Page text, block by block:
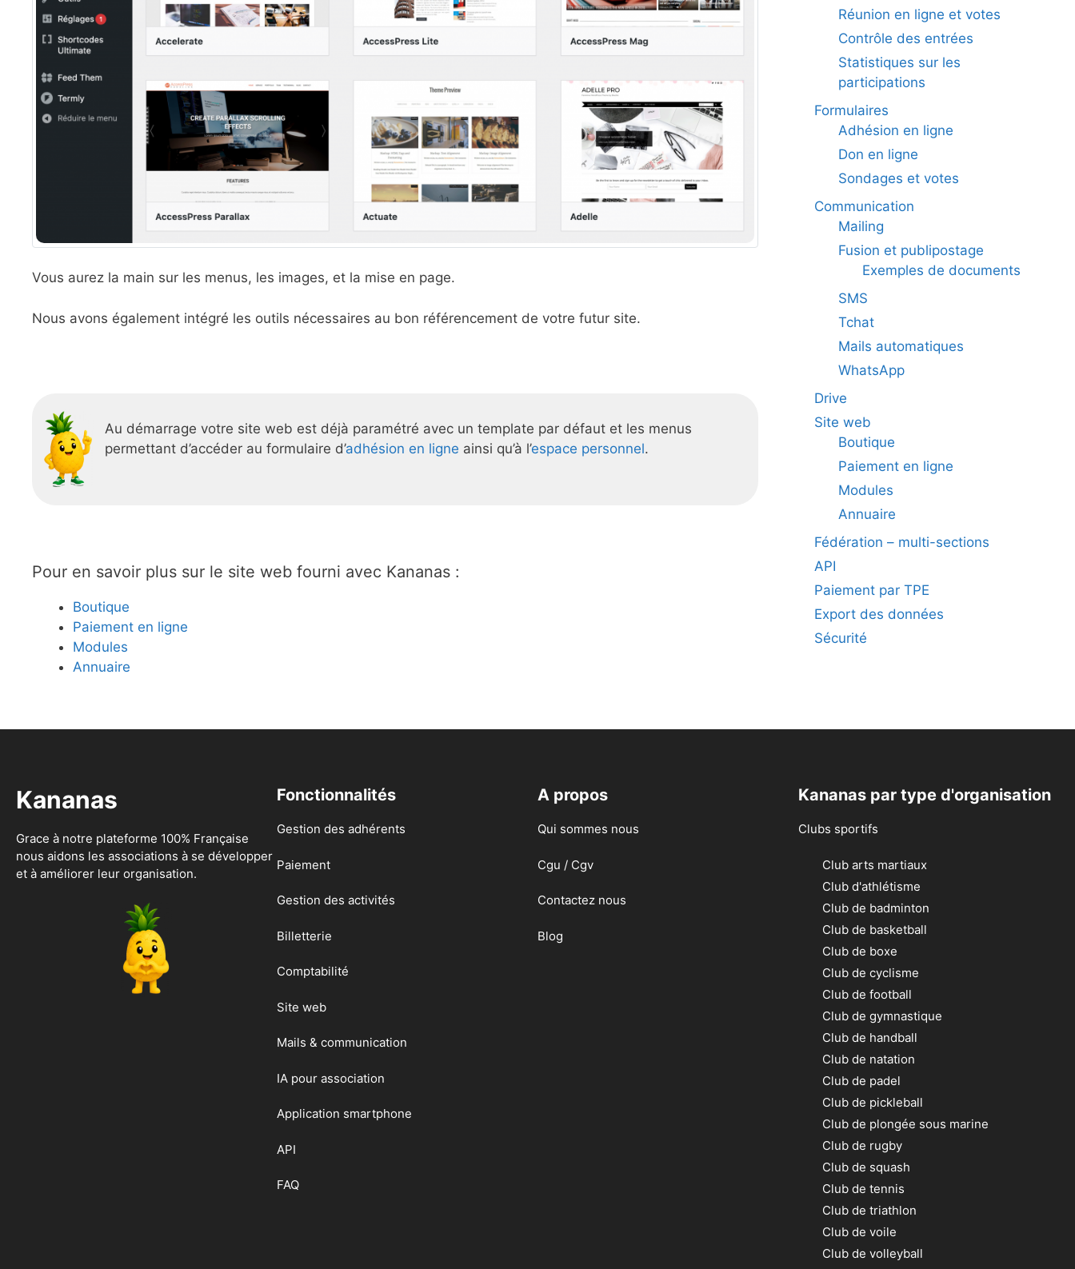
Vous aurez la main sur les menus, les images, et la mise en page.
Nous avons également intégré les outils nécessaires au bon référencement de votre futur site.
Au démarrage votre site web est déjà paramétré avec un template par défaut et les menus
permettant d’accéder au formulaire d’adhésion en ligne ainsi qu’à l’espace personnel.
Pour en savoir plus sur le site web fourni avec Kananas :
Boutique
Paiement en ligne
Modules
Annuaire
Réunion en ligne et votes
Contrôle des entrées
Statistiques sur les
participations
Formulaires
Adhésion en ligne
Don en ligne
Sondages et votes
Communication
Mailing
Fusion et publipostage
Exemples de documents
SMS
Tchat
Mails automatiques
WhatsApp
Drive
Site web
Boutique
Paiement en ligne
Modules
Annuaire
Fédération – multi-sections
API
Paiement par TPE
Export des données
Sécurité
Kananas
Grace à notre plateforme 100% Française
nous aidons les associations à se développer
et à améliorer leur organisation.
Fonctionnalités
Gestion des adhérents
Paiement
Gestion des activités
Billetterie
Comptabilité
Site web
Mails & communication
IA pour association
Application smartphone
API
FAQ
A propos
Qui sommes nous
Cgu / Cgv
Contactez nous
Blog
Kananas par type d'organisation
Clubs sportifs
Club arts martiaux
Club d'athlétisme
Club de badminton
Club de basketball
Club de boxe
Club de cyclisme
Club de football
Club de gymnastique
Club de handball
Club de natation
Club de padel
Club de pickleball
Club de plongée sous marine
Club de rugby
Club de squash
Club de tennis
Club de triathlon
Club de voile
Club de volleyball